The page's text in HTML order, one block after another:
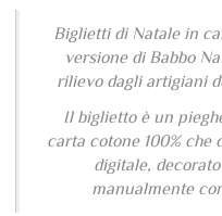
Biglietti di Natale in
versione di Babbo
rilievo dagli artigiani
Il biglietto è un
carta cotone 100%
digitale,
manualmente